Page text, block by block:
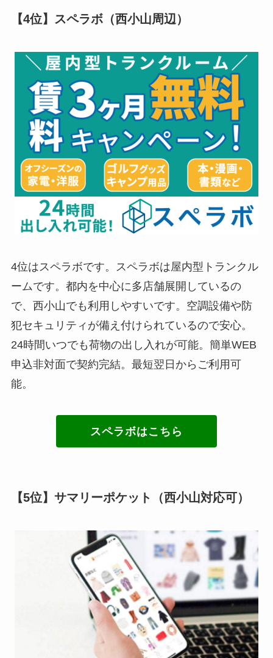
【4位】 スペラボ（西小山周辺）
4位はスペラボです。スペラボは屋内型トランクル
ームです。都内を中心に多店舗展開しているの
で、西小山でも利用しやすいです。空調設備や防
犯セキュリティが備え付けられているので安心。
24時間いつでも荷物の出し入れが可能。簡単WEB
申込非対面で契約完結。最短翌日からご利用可
能。
スペラボはこちら
【5位】サマリーポケット（西小山対応可）